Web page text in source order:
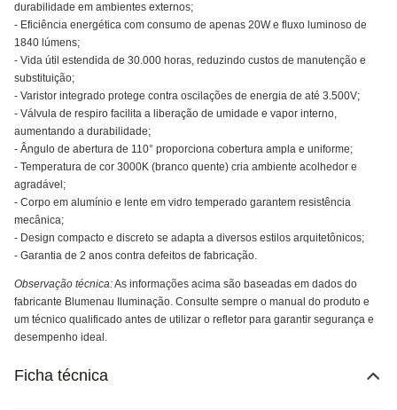
durabilidade em ambientes externos;
- Eficiência energética com consumo de apenas 20W e fluxo luminoso de
1840 lúmens;
- Vida útil estendida de 30.000 horas, reduzindo custos de manutenção e
substituição;
- Varistor integrado protege contra oscilações de energia de até 3.500V;
- Válvula de respiro facilita a liberação de umidade e vapor interno,
aumentando a durabilidade;
- Ângulo de abertura de 110° proporciona cobertura ampla e uniforme;
- Temperatura de cor 3000K (branco quente) cria ambiente acolhedor e
agradável;
- Corpo em alumínio e lente em vidro temperado garantem resistência
mecânica;
- Design compacto e discreto se adapta a diversos estilos arquitetônicos;
- Garantia de 2 anos contra defeitos de fabricação.
Observação técnica:As informações acima são baseadas em dados do
fabricante Blumenau Iluminação. Consulte sempre o manual do produto e
um técnico qualificado antes de utilizar o refletor para garantir segurança e
desempenho ideal.
Ficha técnica